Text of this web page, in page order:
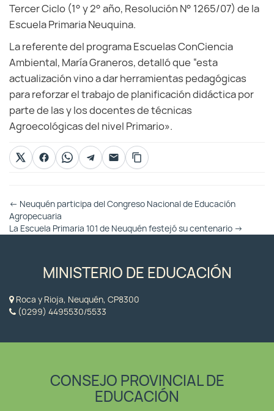
Tercer Ciclo (1° y 2° año, Resolución N° 1265/07) de la
Escuela Primaria Neuquina.
La referente del programa Escuelas ConCiencia
Ambiental, María Graneros, detalló que “esta
actualización vino a dar herramientas pedagógicas
para reforzar el trabajo de planificación didáctica por
parte de las y los docentes de técnicas
Agroecológicas del nivel Primario».
Otras
Entradas
← Neuquén participa del Congreso Nacional de Educación
Agropecuaria
La Escuela Primaria 101 de Neuquén festejó su centenario →
MINISTERIO DE EDUCACIÓN
Roca y Rioja, Neuquén, CP8300
(0299) 4495530/5533
CONSEJO PROVINCIAL DE
EDUCACIÓN